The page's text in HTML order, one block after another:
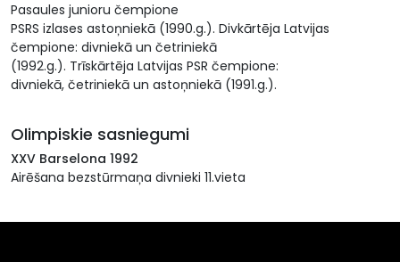
Pasaules junioru čempione
PSRS izlases astoņniekā (1990.g.). Divkārtēja Latvijas
čempione: divniekā un četriniekā
(1992.g.). Trīskārtēja Latvijas PSR čempione:
divniekā, četriniekā un astoņniekā (1991.g.).
Olimpiskie sasniegumi
XXV Barselona 1992
Airēšana bezstūrmaņa divnieki 11.vieta